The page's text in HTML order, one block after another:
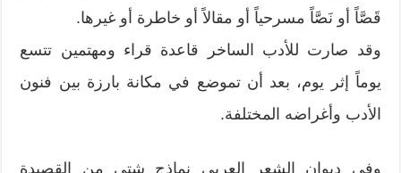
قَصَّاً أو نَصَّاً مسرحياً أو مقالاً أو خاطرة أو غيرها.
وقد صارت للأدب الساخر قاعدة قراء ومهتمين تتسع
يوماً إثر يوم، بعد أن تموضع في مكانة بارزة بين فنون
الأدب وأغراضه المختلفة.
وفي ديوان الشعر العربي نماذج شتى من القصيدة